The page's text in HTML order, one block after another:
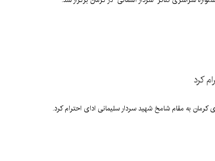
کرد
به مقام شامخ شهید سردار سلیمانی ادای احترام کرد.